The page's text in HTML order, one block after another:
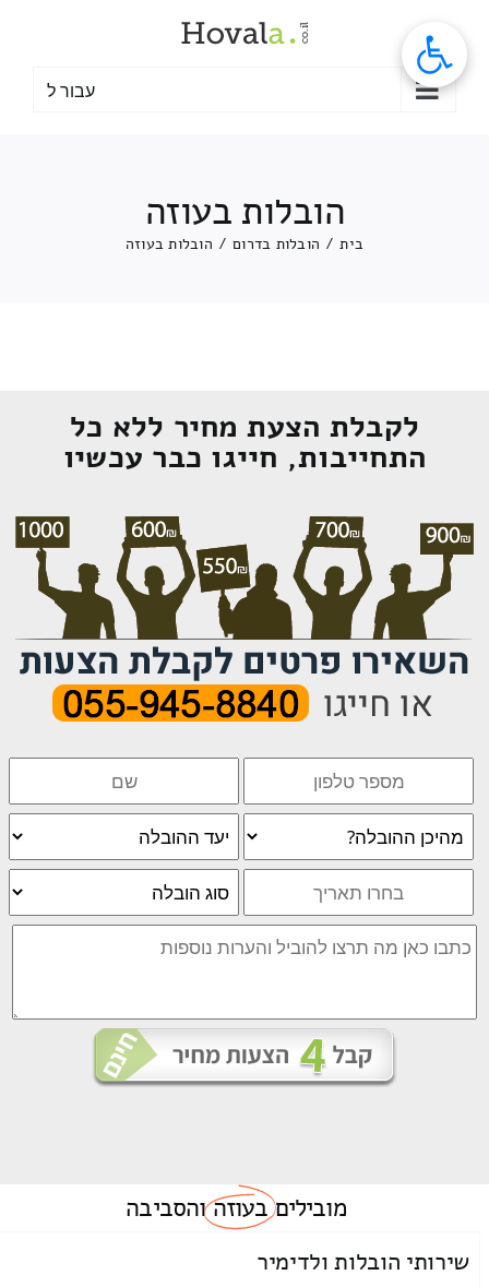
עבור ל
הובלות בעוזה
בית / הובלות בדרום / הובלות בעוזה
לקבלת הצעת מחיר ללא כל
התחייבות, חייגו כבר עכשיו
מוביליםבעוזהוהסביבה
שירותי הובלות ולדימיר